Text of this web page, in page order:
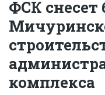
Горячие объекты
База строящихся
Инвестпроекты
Глоссарий
ФСК снесет
комплекса